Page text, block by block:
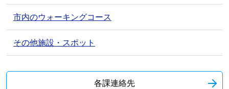
市内のウォーキングコース
その他施設・スポット
各課連絡先